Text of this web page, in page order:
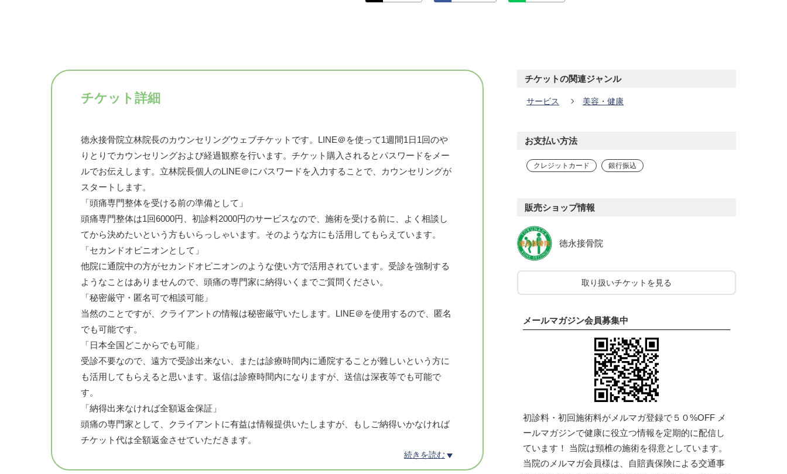
チケット詳細
徳永接骨院立林院長のカウンセリングウェブチケットです。LINE＠を使って1週間1日1回のや
りとりでカウンセリングおよび経過観察を行います。チケット購入されるとパスワードをメー
ルでお伝えします。立林院長個人のLINE＠にパスワードを入力することで、カウンセリングが
スタートします。
「頭痛専門整体を受ける前の準備として」
頭痛専門整体は1回6000円、初診料2000円のサービスなので、施術を受ける前に、よく相談し
てから決めたいという方もいらっしゃいます。そのような方にも活用してもらえています。
「セカンドオピニオンとして」
他院に通院中の方がセカンドオピニオンのような使い方で活用されています。受診を強制する
ようなことはありませんので、頭痛の専門家に納得いくまでご質問ください。
「秘密厳守・匿名可で相談可能」
当然のことですが、クライアントの情報は秘密厳守いたします。LINE＠を使用するので、匿名
でも可能です。
「日本全国どこからでも可能」
受診不要なので、遠方で受診出来ない、または診療時間内に通院することが難しいという方に
も活用してもらえると思います。返信は診療時間内になりますが、送信は深夜等でも可能で
す。
「納得出来なければ全額返金保証」
頭痛の専門家として、クライアントに有益は情報提供いたしますが、もしご納得いかなければ
チケット代は全額返金させていただきます。
1日目
続きを読む
チケットの関連ジャンル
サービス 美容・健康
お支払い方法
クレジットカード 銀行振込
販売ショップ情報
徳永接骨院
取り扱いチケットを見る
メールマガジン会員募集中
初診料・初回施術料がメルマガ登録で５０%OFF メ
ールマガジンで健康に役立つ情報を定期的に配信し
ています！ 当院は頸椎の施術を得意としています。
当院のメルマガ会員様は、自賠責保険による交通事